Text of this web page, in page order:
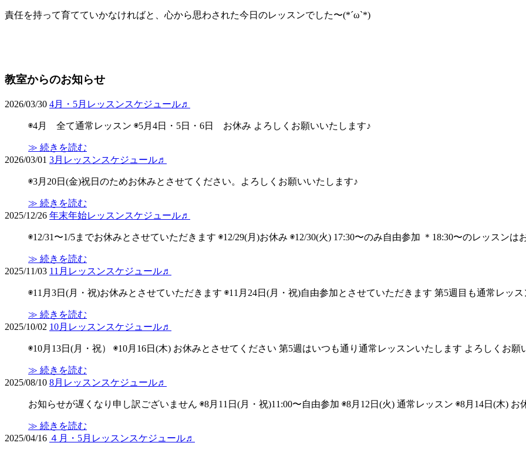
責任を持って育てていかなければと、心から思わされた今日のレッスンでした〜(*´ω`*)
教室からのお知らせ
2026/03/30 4月・5月レッスンスケジュール♬
◉4月 全て通常レッスン ◉5月4日・5日・6日 お休み よろしくお願いいたします♪
≫ 続きを読む
2026/03/01 3月レッスンスケジュール♬
◉3月20日(金)祝日のためお休みとさせてください。よろしくお願いいたします♪
≫ 続きを読む
2025/12/26 年末年始レッスンスケジュール♬
◉12/31〜1/5までお休みとさせていただきます ◉12/29(月)お休み ◉12/30(火) 17:30〜のみ自由参加 ＊18:30〜のレッスンは
≫ 続きを読む
2025/11/03 11月レッスンスケジュール♬
◉11月3日(月・祝)お休みとさせていただきます ◉11月24日(月・祝)自由参加とさせていただきます 第5週目も通常レッ
≫ 続きを読む
2025/10/02 10月レッスンスケジュール♬
◉10月13日(月・祝） ◉10月16日(木) お休みとさせてください 第5週はいつも通り通常レッスンいたします よろしくお願
≫ 続きを読む
2025/08/10 8月レッスンスケジュール♬
お知らせが遅くなり申し訳ございません ◉8月11日(月・祝)11:00〜自由参加 ◉8月12日(火) 通常レッスン ◉8月14日(木) お
≫ 続きを読む
2025/04/16 ４月・5月レッスンスケジュール♬